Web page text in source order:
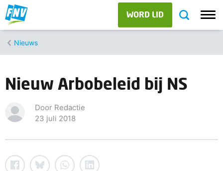
WORD LID
Nieuws
Nieuw Arbobeleid bij NS
Door Redactie
23 juli 2018